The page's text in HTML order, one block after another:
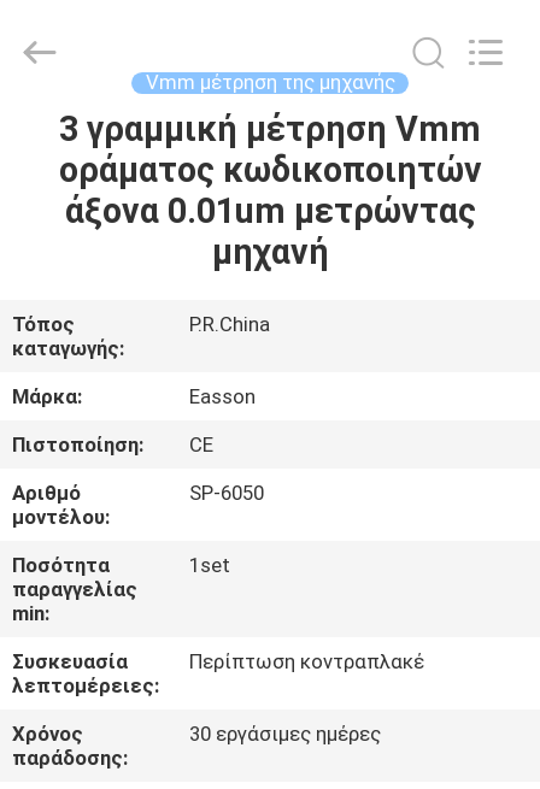
ΣΠΊΤΙ
ΠΡΟΪΌΝΤΑ
ΜΕ
ΕΜΆΣ
ΕΠΙΣΚΈΨΕΙΣ
ΣΤΟ
ΕΡΓΟΣΤΆΣΙΟ
ΈΛΕΓΧΟΣ
ΕΠΙΚΟΙΝΩΝΉΣΤΕ
ΜΑΖΊ
Technology
Vmm μέτρηση της μηχανής
3 γραμμική μέτρηση Vmm
οράματος κωδικοποιητών
άξονα 0.01um μετρώντας
μηχανή
Τόπος
καταγωγής:
P.R.China
Μάρκα:
Easson
Πιστοποίηση:
CE
Αριθμό
μοντέλου:
SP-6050
Ποσότητα
παραγγελίας
min:
1set
Συσκευασία
λεπτομέρειες:
Περίπτωση κοντραπλακέ
Χρόνος
παράδοσης:
30 εργάσιμες ημέρες